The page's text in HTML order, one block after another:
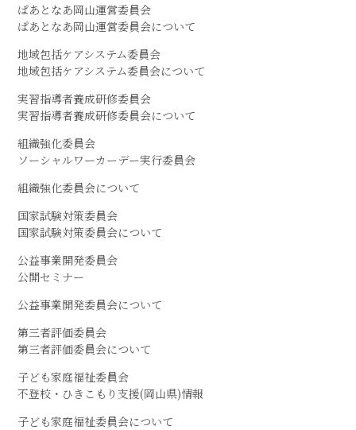
ぱあとなあ岡山運営委員会
ぱあとなあ岡山運営委員会について
地域包括ケアシステム委員会
地域包括ケアシステム委員会について
実習指導者養成研修委員会
実習指導者養成研修委員会について
組織強化委員会
ソーシャルワーカーデー実行委員会
組織強化委員会について
国家試験対策委員会
国家試験対策委員会について
公益事業開発委員会
公開セミナー
公益事業開発委員会について
第三者評価委員会
第三者評価委員会について
子ども家庭福祉委員会
不登校・ひきこもり支援(岡山県)情報
子ども家庭福祉委員会について